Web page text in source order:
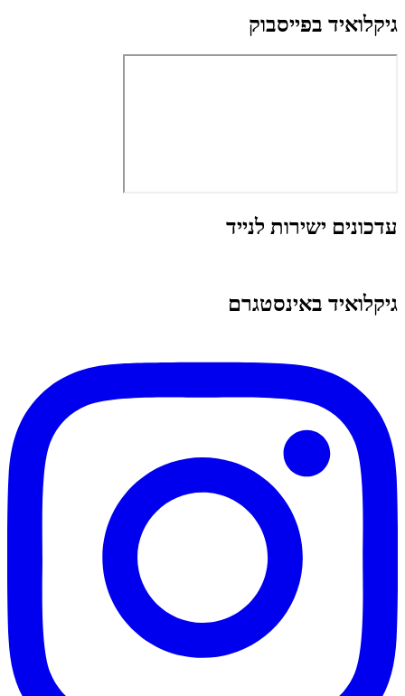
גיקלואיד בפייסבוק
עדכונים ישירות לנייד
גיקלואיד באינסטגרם